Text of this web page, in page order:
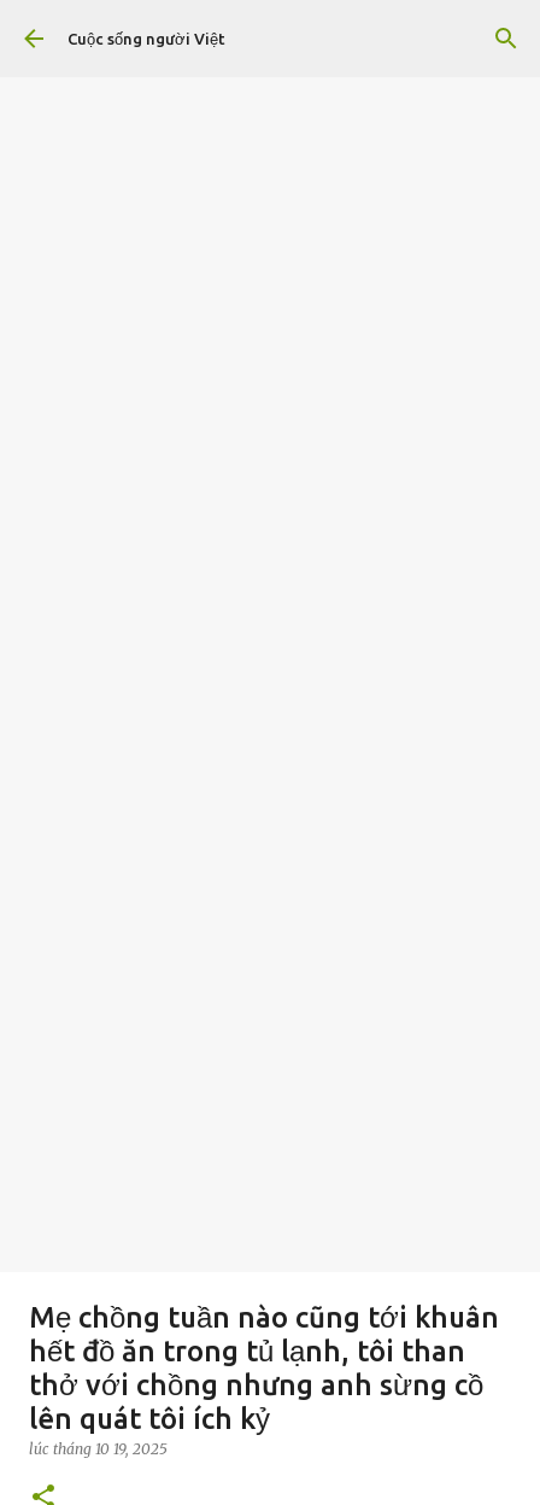
Chuyển đến nội dung chính
Cuộc sống người Việt
Mẹ chồng tuần nào cũng tới khuân
hết đồ ăn trong tủ lạnh, tôi than
thở với chồng nhưng anh sừng cồ
lên quát tôi ích kỷ
lúc tháng 10 19, 2025